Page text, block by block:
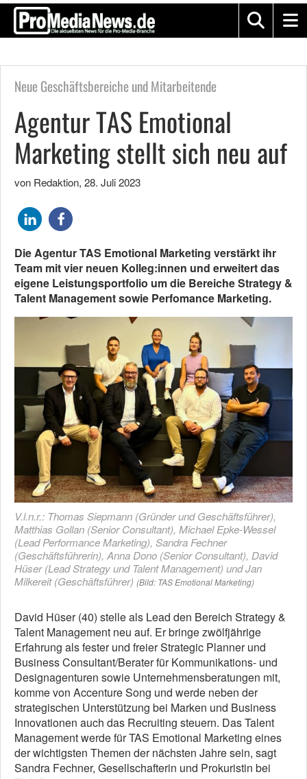
Neue Geschäftsbereiche und Mitarbeitende
Agentur TAS Emotional
Marketing stellt sich neu auf
von Redaktion, 28. Juli 2023
Die Agentur TAS Emotional Marketing verstärkt ihr
Team mit vier neuen Kolleg:innen und erweitert das
eigene Leistungsportfolio um die Bereiche Strategy &
Talent Management sowie Perfomance Marketing.
V.l.n.r.: Thomas Siepmann (Gründer und Geschäftsführer),
Matthias Gollan (Senior Consultant), Michael Epke-Wessel
(Lead Performance Marketing), Sandra Fechner
(Geschäftsführerin), Anna Dono (Senior Consultant), David
Hüser (Lead Strategy und Talent Management) und Jan
Milkereit (Geschäftsführer) (Bild: TAS Emotional Marketing)
David Hüser (40) stelle als Lead den Bereich Strategy &
Talent Management neu auf. Er bringe zwölfjährige
Erfahrung als fester und freier Strategic Planner und
Business Consultant/Berater für Kommunikations- und
Designagenturen sowie Unternehmensberatungen mit,
komme von Accenture Song und werde neben der
strategischen Unterstützung bei Marken und Business
Innovationen auch das Recruiting steuern. Das Talent
Management werde für TAS Emotional Marketing eines
der wichtigsten Themen der nächsten Jahre sein, sagt
Sandra Fechner, Gesellschafterin und Prokuristin bei